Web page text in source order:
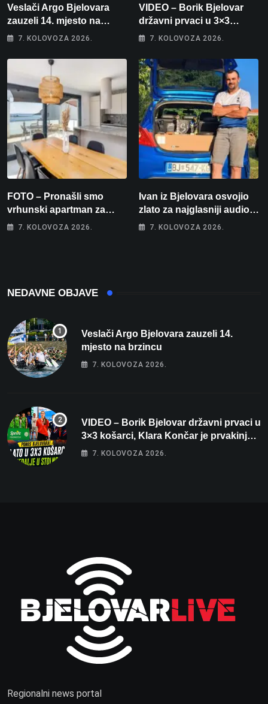
Veslači Argo Bjelovara
zauzeli 14. mjesto na
brzincu
7. KOLOVOZA 2026.
VIDEO – Borik Bjelovar
državni prvaci u 3×3
košarci, Klara Končar je
stolnom tenisu!
7. KOLOVOZA 2026.
FOTO – Pronašli smo
vrhunski apartman za
odmor: Pogled na more, tri
7. KOLOVOZA 2026.
Ivan iz Bjelovara osvojio
zlato za najglasniji audio
sustav i srušio osobni
7. KOLOVOZA 2026.
NEDAVNE OBJAVE
Veslači Argo Bjelovara zauzeli 14.
mjesto na brzincu
7. KOLOVOZA 2026.
VIDEO – Borik Bjelovar državni prvaci u
3×3 košarci, Klara Končar je prvakinja
Hrvatske u stolnom tenisu!
7. KOLOVOZA 2026.
Regionalni news portal